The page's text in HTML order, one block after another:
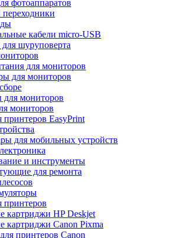
фотоаппаратов
кабели micro-USB
шуруповерта
для мониторов
для мониторов
мониторов
мониторов
EasyPrint
для мобильных устройств
и инструменты
для ремонта
принтеров
картриджи HP Deskjet
картриджи Canon Pixma
принтеров Canon